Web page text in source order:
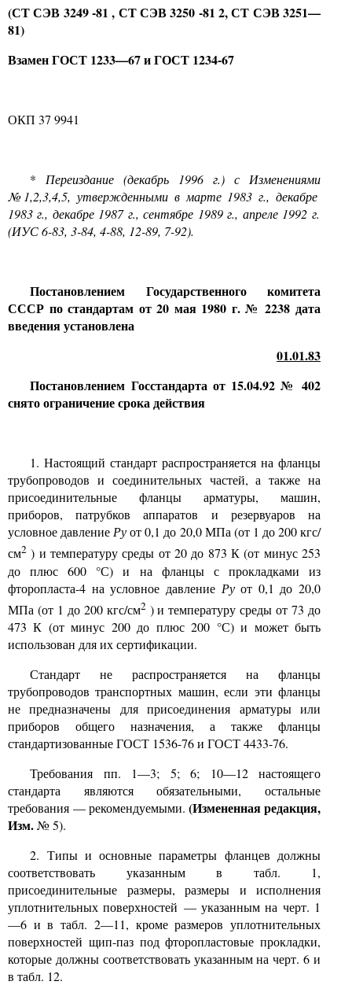
(СТ СЭВ 3249-81 , СТ СЭВ3250 -81 2,СТ СЭВ3251—
81)
ВзаменГОСТ 1233—67и ГОСТ 1234-67
ОКП 37 9941
* Переиздание (декабрь 1996г.) с Изменениями
№1,2,3,4,5, утвержденными в марте1983 г., декабре
1983 г., декабре1987г., сентябре 1989г., апреле1992 г.
(ИУС6-83, 3-84, 4-88, 12-89, 7-92).
Постановлением Государственного комитета
СССР по стандартам от20 мая 1980 г.№ 2238 дата
введения установлена
01.01.83
Постановлением Госстандарта от15.04.92 № 402
снято ограничение срока действия
1. Настоящий стандарт распространяется на фланцы
трубопроводов и соединительных частей, а также на
присоединительные фланцы арматуры, машин,
приборов, патрубков аппаратов и резервуаров на
условное давление Руот0,1 до 20,0МПа (от1 до200кгс/
см2 ) и температуру среды от20 до 873 К (от минус253
до плюс 600 °С) и на фланцы с прокладками из
фторопласта-4 на условное давление Руот 0,1 до 20,0
МПа (от1 до200кгс/см2) и температуру среды от 73 до
473 К (от минус 200до плюс200 °С)и может быть
использован для их сертификации.
Стандарт не распространяется на фланцы
трубопроводов транспортных машин, если эти фланцы
не предназначены для присоединения арматуры или
приборов общего назначения, а также фланцы
стандартизованные ГОСТ 1536-76и ГОСТ4433-76.
Требования пп. 1—3; 5; 6; 10—12настоящего
стандарта являются обязательными, остальные
требования —рекомендуемыми. (Измененная редакция,
Изм.№ 5).
2. Типы и основные параметры фланцев должны
соответствовать указанным в табл. 1,
присоединительные размеры, размеры и исполнения
уплотнительных поверхностей —указанным на черт. 1
—6 и в табл. 2—11, кроме размеров уплотнительных
поверхностей щип-паз под фторопластовые прокладки,
которые должны соответствовать указанным на черт. 6 и
в табл. 12.